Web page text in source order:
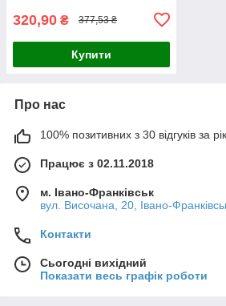
320,90 ₴ 377,53 ₴
Купити
Про нас
100% позитивних з 30 відгуків за рік
Працює з 02.11.2018
м. Івано-Франківськ
вул. Височана, 20, Івано-
Контакти
Сьогодні вихідний
Показати весь графік роботи